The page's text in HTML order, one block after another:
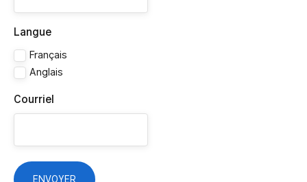
Langue
Français
Anglais
Courriel